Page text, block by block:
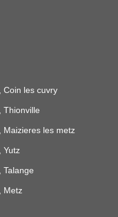
Coin les cuvry
Thionville
Maizieres les metz
Yutz
Talange
Metz